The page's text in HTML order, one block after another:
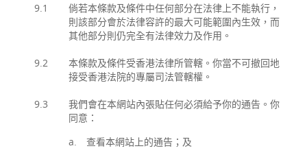
9.1
倘若本條款及條件中任何部分在法律上不能執行，
則該部分會於法律容許的最大可能範圍內生效，而
其他部分則仍完全有法律效力及作用。
9.2
本條款及條件受香港法律所管轄。你當不可撤回地
接受香港法院的專屬司法管轄權。
9.3
我們會在本網站內張貼任何必須給予你的通告。你
同意：
a. 查看本網站上的通告；及